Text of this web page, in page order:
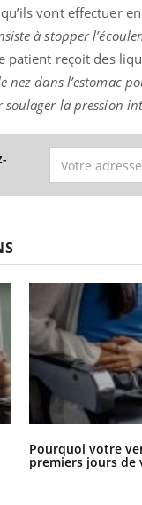
vont effectuer
à stopper
patient reçoit des
dans l’estomac
la pression
Pourquoi votre
premiers jours de